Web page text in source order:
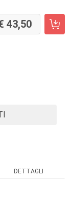
43,50
DETTAGLI